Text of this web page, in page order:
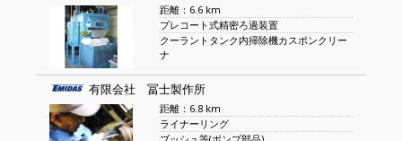
距離：6.6 km
プレコート式精密ろ過装置
クーラントタンク内掃除機カスポンクリー
ナ
有限会社 冨士製作所
距離：6.8 km
ライナーリング